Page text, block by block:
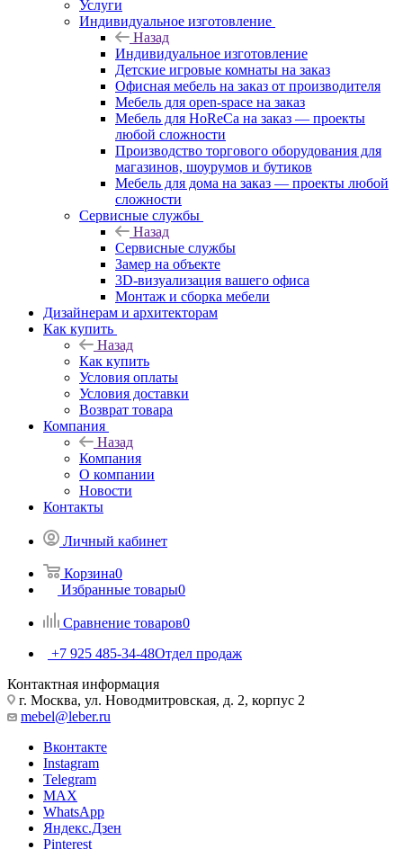
Услуги
Индивидуальное изготовление
Назад
Индивидуальное изготовление
Детские игровые комнаты на заказ
Офисная мебель на заказ от производителя
Мебель для open-space на заказ
Мебель для HoReCa на заказ — проекты
любой сложности
Производство торгового оборудования для
магазинов, шоурумов и бутиков
Мебель для дома на заказ — проекты любой
сложности
Сервисные службы
Назад
Сервисные службы
Замер на объекте
3D-визуализация вашего офиса
Монтаж и сборка мебели
Дизайнерам и архитекторам
Как купить
Назад
Как купить
Условия оплаты
Условия доставки
Возврат товара
Компания
Назад
Компания
О компании
Новости
Контакты
Личный кабинет
Корзина0
Избранные товары0
Сравнение товаров0
+7 925 485-34-48Отдел продаж
Контактная информация
г. Москва, ул. Новодмитровская, д. 2, корпус 2
mebel@leber.ru
Вконтакте
Instagram
Telegram
MAX
WhatsApp
Яндекс.Дзен
Pinterest